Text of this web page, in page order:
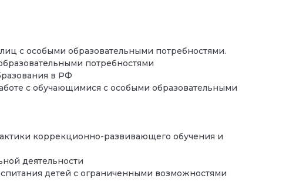
с особыми образовательными потребностями.
потребностями
в РФ
с обучающимися с особыми образовательными
коррекционно-развивающего обучения и
деятельности
детей с ограниченными возможностями